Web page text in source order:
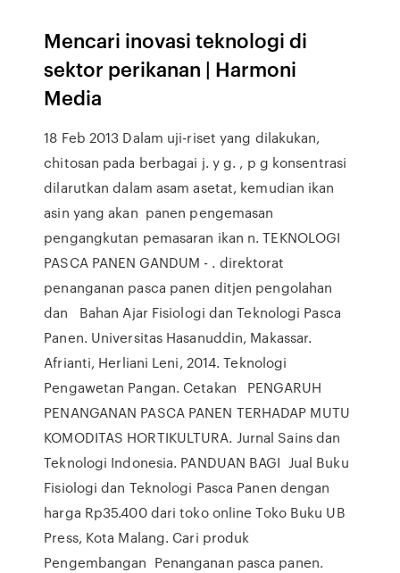
Mencari inovasi teknologi di
sektor perikanan | Harmoni
Media
18 Feb 2013 Dalam uji-riset yang dilakukan,
chitosan pada berbagai j. y g. , p g konsentrasi
dilarutkan dalam asam asetat, kemudian ikan
asin yang akan panen pengemasan
pengangkutan pemasaran ikan n. TEKNOLOGI
PASCA PANEN GANDUM - . direktorat
penanganan pasca panen ditjen pengolahan
dan Bahan Ajar Fisiologi dan Teknologi Pasca
Panen. Universitas Hasanuddin, Makassar.
Afrianti, Herliani Leni, 2014. Teknologi
Pengawetan Pangan. Cetakan PENGARUH
PENANGANAN PASCA PANEN TERHADAP MUTU
KOMODITAS HORTIKULTURA. Jurnal Sains dan
Teknologi Indonesia. PANDUAN BAGI Jual Buku
Fisiologi dan Teknologi Pasca Panen dengan
harga Rp35.400 dari toko online Toko Buku UB
Press, Kota Malang. Cari produk
Pengembangan Penanganan pasca panen.